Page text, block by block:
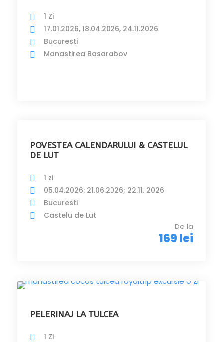
1 Zi
17.01.2026, 18.04.2026, 24.11.2026
Bucuresti
Manastirea Basarabov
POVESTEA CALENDARULUI & CASTELUL
DE LUT
De la
169 lei
1 zi
05.04.2026: 21.06.2026; 22.11. 2026
Bucuresti
Castelu de Lut
PELERINAJ LA TULCEA
1 Zi